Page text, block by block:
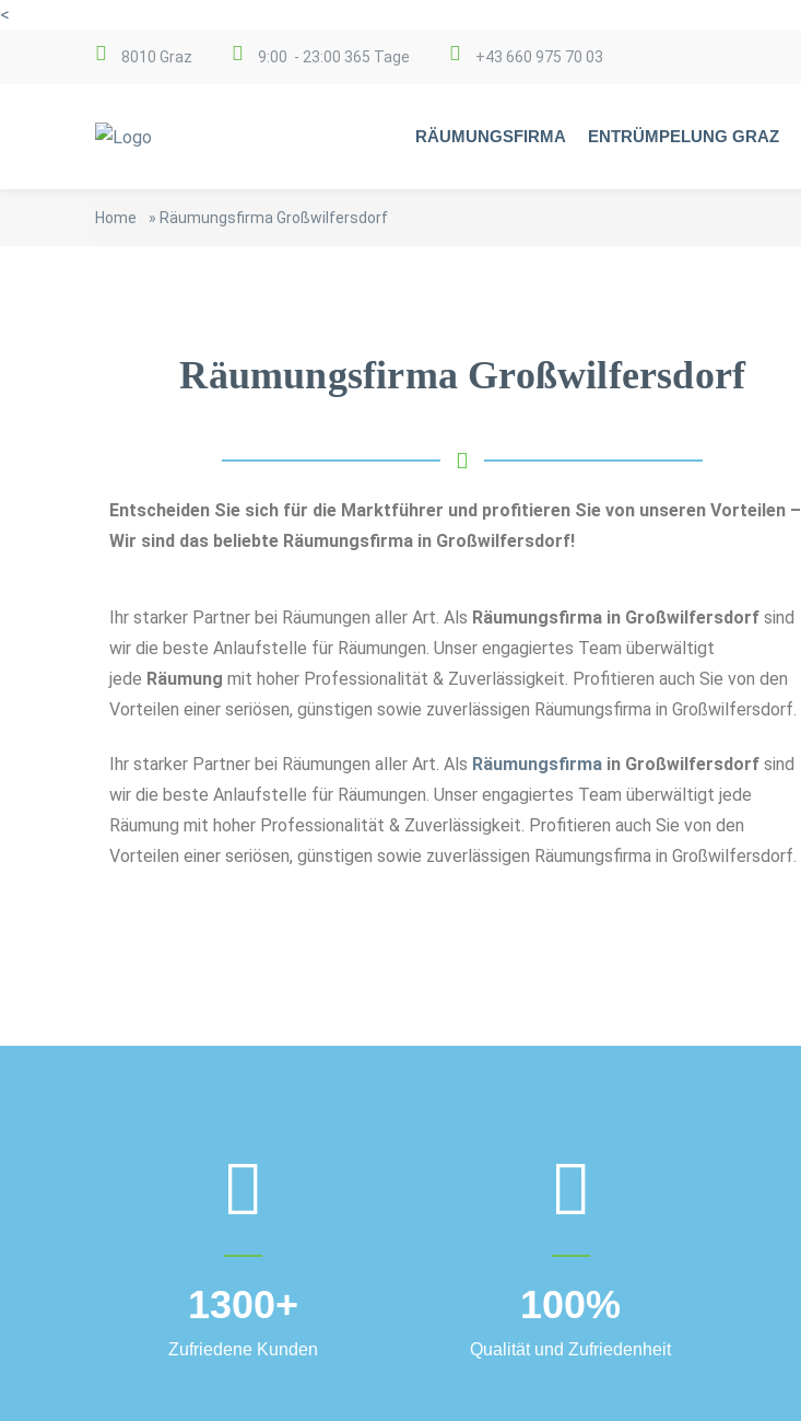
<
8010 Graz 9:00 - 23:00 365 Tage +43 660 975 70 03
RÄUMUNGSFIRMA ENTRÜMPELUNG GRAZ
Home » Räumungsfirma Großwilfersdorf
Räumungsfirma Großwilfersdorf
Entscheiden Sie sich für die Marktführer und profitieren Sie von unseren Vorteilen –
Wir sind das beliebte Räumungsfirma in Großwilfersdorf!
Ihr starker Partner bei Räumungen aller Art. Als Räumungsfirma in Großwilfersdorf sind
wir die beste Anlaufstelle für Räumungen. Unser engagiertes Team überwältigt
jede Räumung mit hoher Professionalität & Zuverlässigkeit. Profitieren auch Sie von den
Vorteilen einer seriösen, günstigen sowie zuverlässigen Räumungsfirma in Großwilfersdorf.
Ihr starker Partner bei Räumungen aller Art. Als Räumungsfirma in Großwilfersdorf sind
wir die beste Anlaufstelle für Räumungen. Unser engagiertes Team überwältigt jede
Räumung mit hoher Professionalität & Zuverlässigkeit. Profitieren auch Sie von den
Vorteilen einer seriösen, günstigen sowie zuverlässigen Räumungsfirma in Großwilfersdorf.
1300+
Zufriedene Kunden
100%
Qualität und Zufriedenheit